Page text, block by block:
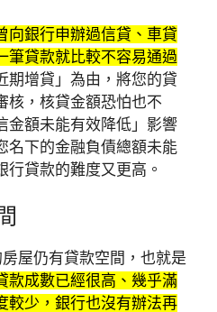
向銀行申辦過信貸、車貸
筆貸款就比較不容易通過
期增貸」為由，將您的貸
核，核貸金額恐怕也不
金額未能有效降低」影響
名下的金融負債總額未能
貸款的難度又更高。
屋仍有貸款空間，也就是
款成數已經很高、幾乎滿
較少，銀行也沒有辦法再